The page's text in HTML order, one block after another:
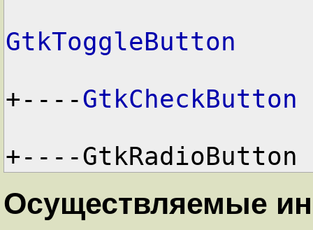
GtkToggleButton
+----GtkCheckButton
+----GtkRadioButton
Осуществляемые